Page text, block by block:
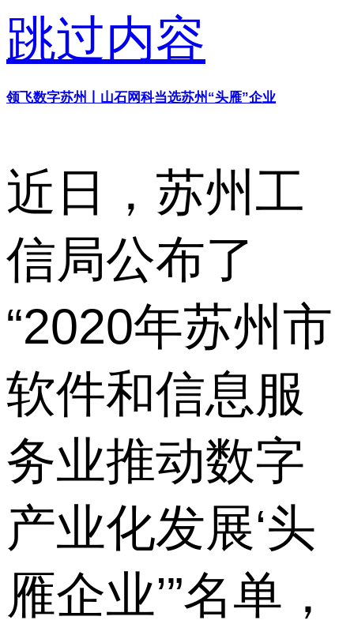
跳过内容
领飞数字苏州丨山石网科当选苏州“头雁”企业
近日，苏州工
信局公布了
“2020年苏州市
软件和信息服
务业推动数字
产业化发展‘头
雁企业’”名单，